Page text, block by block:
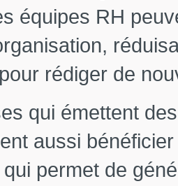
équipes RH
rédiger de
qui émettent
aussi
permet de